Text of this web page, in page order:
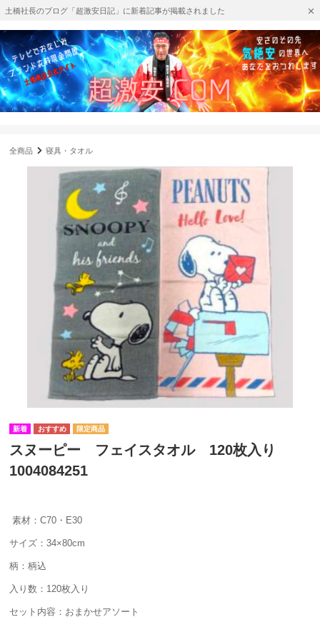
土橋社長のブログ「超激安日記」に新着記事が掲載されました
全商品 寝具・タオル
スヌーピー フェイスタオル 120枚入り
1004084251
素材：C70・E30
サイズ：34×80cm
柄：柄込
入り数：120枚入り
セット内容：おまかせアソート